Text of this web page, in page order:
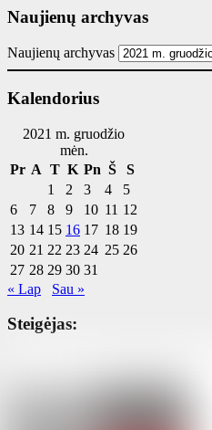
Naujienų archyvas
Naujienų archyvas
Kalendorius
2021 m. gruodžio
mėn.
Pr A T K Pn Š
S
1
2 3 4
5
6
7 8 9 10 11 12
13 14 15 16 17 18 19
20 21 22 23 24 25 26
27 28 29 30 31
« Lap
Sau »
Steigėjas: